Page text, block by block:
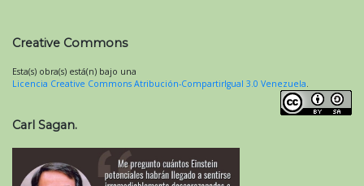
Creative Commons
Esta(s) obra(s) está(n) bajo una
Licencia Creative Commons Atribución-CompartirIgual 3.0 Venezuela
Carl Sagan.